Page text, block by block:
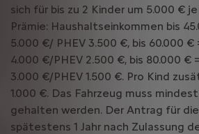
sich für bis zu 2 Kinder um 5.000 €
Prämie: Haushaltseinkommen bis
5.000 €/ PHEV 3.500 €, bis 60.000
4.000 €/PHEV 2.500 €, bis 80.000 €
3.000 €/PHEV 1.500 €. Pro Kind
1.000 €. Das Fahrzeug muss
gehalten werden. Der Antrag für
spätestens 1 Jahr nach Zulassung